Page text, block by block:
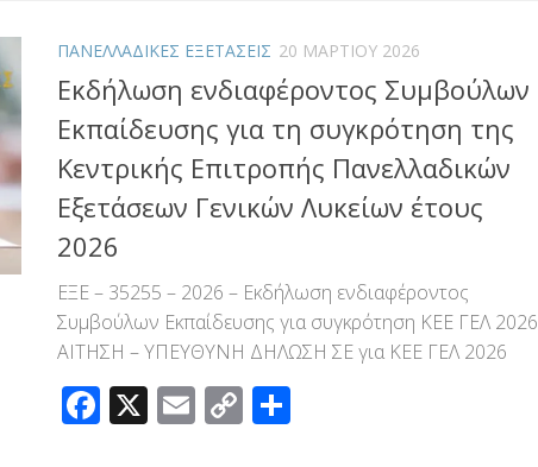
ΠΑΝΕΛΛΑΔΙΚΕΣ ΕΞΕΤΑΣΕΙΣ 20 ΜΑΡΤΊΟΥ 2026
Εκδήλωση ενδιαφέροντος Συμβούλων
Εκπαίδευσης για τη συγκρότηση της
Κεντρικής Επιτροπής Πανελλαδικών
Εξετάσεων Γενικών Λυκείων έτους
2026
ΕΞΕ – 35255 – 2026 – Εκδήλωση ενδιαφέροντος
Συμβούλων Εκπαίδευσης για συγκρότηση ΚΕΕ ΓEΛ 2026
ΑΙΤΗΣΗ – ΥΠΕΥΘΥΝΗ ΔΗΛΩΣΗ ΣΕ για ΚΕΕ ΓΕΛ 2026
Facebook
X Email
Copy